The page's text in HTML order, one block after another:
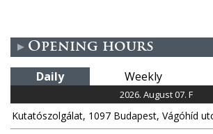
e
s
Opening hours
Daily Weekly
2026. August 07. F
Kutatószolgálat, 1097 Budapest, Vágóhíd